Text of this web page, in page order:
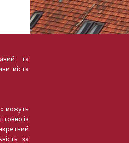
та
міста
можуть
із
за